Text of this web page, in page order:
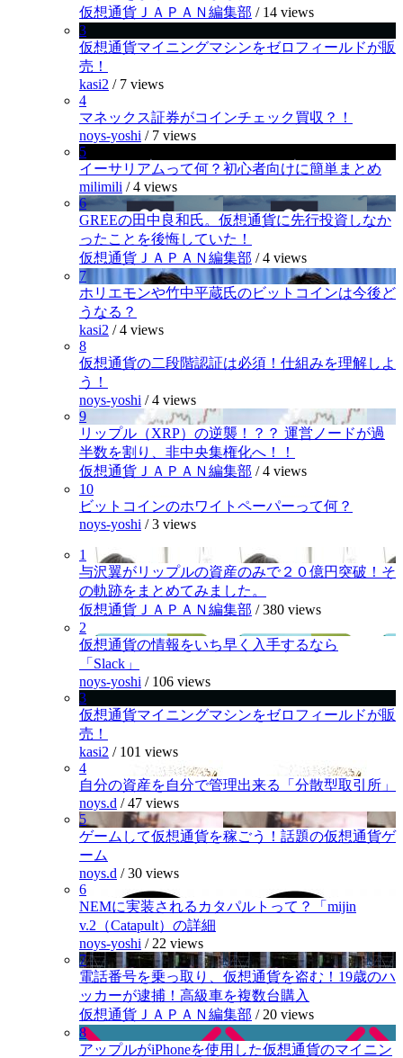
仮想通貨ＪＡＰＡＮ編集部 / 14 views
3
仮想通貨マイニングマシンをゼロフィールドが販
売！
kasi2 / 7 views
4
マネックス証券がコインチェック買収？！
noys-yoshi / 7 views
5
イーサリアムって何？初心者向けに簡単まとめ
milimili /4 views
6
GREEの田中良和氏。仮想通貨に先行投資しなか
ったことを後悔していた！
仮想通貨ＪＡＰＡＮ編集部 /4 views
7
ホリエモンや竹中平蔵氏のビットコインは今後ど
うなる？
kasi2 /4 views
8
仮想通貨の二段階認証は必須！仕組みを理解しよ
う！
noys-yoshi /4 views
9
リップル（XRP）の逆襲！？？ 運営ノードが過
半数を割り、非中央集権化へ！！
仮想通貨ＪＡＰＡＮ編集部 /4 views
10
ビットコインのホワイトペーパーって何？
noys-yoshi /3 views
1
与沢翼がリップルの資産のみで２０億円突破！そ
の軌跡をまとめてみました。
仮想通貨ＪＡＰＡＮ編集部 /380 views
2
仮想通貨の情報をいち早く入手するなら
「Slack」
noys-yoshi / 106 views
3
仮想通貨マイニングマシンをゼロフィールドが販
売！
kasi2 / 101 views
4
自分の資産を自分で管理出来る「分散型取引所」
noys.d /47 views
5
ゲームして仮想通貨を稼ごう！話題の仮想通貨ゲ
ーム
noys.d /30 views
6
NEMに実装されるカタパルトって？「mijin
v.2（Catapult）の詳細
noys-yoshi / 22 views
7
電話番号を乗っ取り、仮想通貨を盗む！19歳のハ
ッカーが逮捕！高級車を複数台購入
仮想通貨ＪＡＰＡＮ編集部 / 20 views
8
アップルがiPhoneを使用した仮想通貨のマイニン